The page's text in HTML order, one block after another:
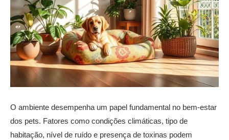
O ambiente desempenha um papel fundamental no bem-estar
dos pets. Fatores como condições climáticas, tipo de
habitação, nível de ruído e presença de toxinas podem